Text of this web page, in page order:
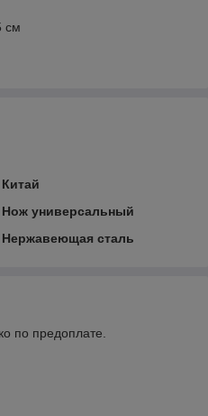
см
Китай
Нож универсальный
Нержавеющая сталь
по предоплате.